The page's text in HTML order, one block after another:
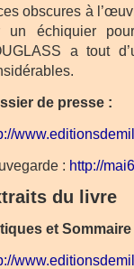
obscures à
un échiquier
a tout
de presse :
: http://
du livre
et Sommaire